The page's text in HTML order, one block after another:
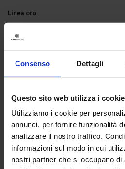
Consenso Dettagli
Questo sito web utilizza i cookie
Utilizziamo i cookie per
annunci, per fornire funzionalità
analizzare il nostro traffico.
informazioni sul modo in cui
nostri partner che si occupano di
Linea oro
Tovaglia Stampata Sula
16,90
Colori disponibili
-29%